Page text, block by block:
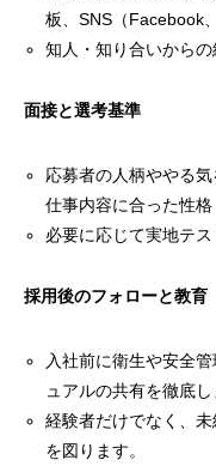
板、SNS（Facebook
知人・知り合いからの
面接と選考基準
応募者の人柄ややる
仕事内容に合った性格
必要に応じて実地テ
採用後のフォローと教育
入社前に衛生や安全
ュアルの共有を徹底し
経験者だけでなく、
を図ります。